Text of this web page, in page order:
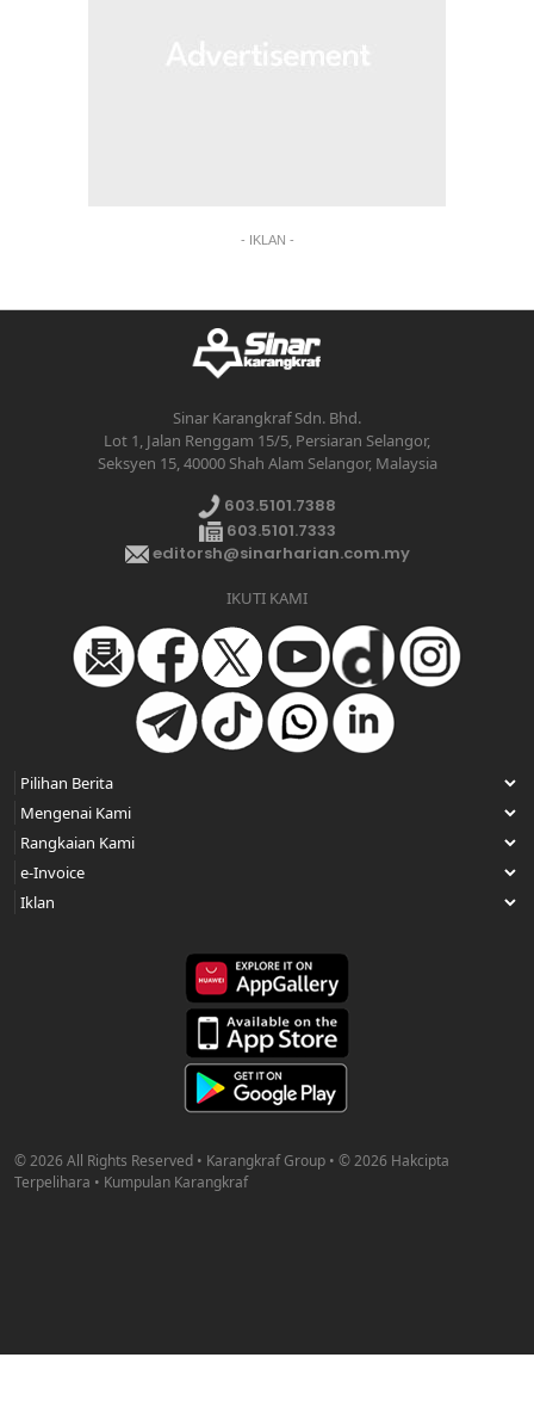
- IKLAN -
Sinar Karangkraf Sdn. Bhd.
Lot 1, Jalan Renggam 15/5, Persiaran Selangor,
Seksyen 15, 40000 Shah Alam Selangor, Malaysia
603.5101.7388
603.5101.7333
editorsh@sinarharian.com.my
IKUTI KAMI
© 2026 All Rights Reserved • Karangkraf Group • © 2026 Hakcipta
Terpelihara • Kumpulan Karangkraf